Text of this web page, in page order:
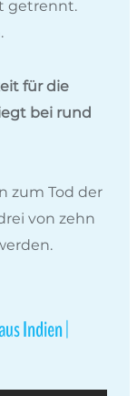
getrennt.
für die
bei rund
zum Tod der
von zehn
Indien |